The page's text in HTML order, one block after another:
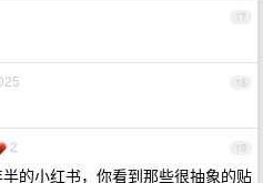
17
18
19
2
的小红书，你看到那些很抽象的贴